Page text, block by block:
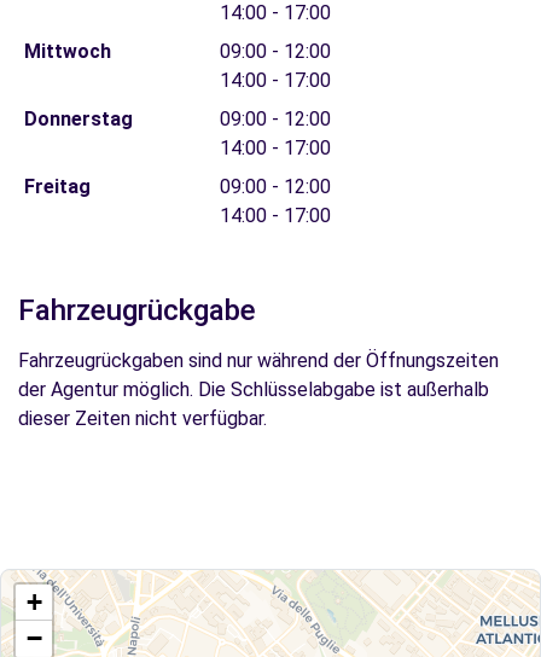
14:00 - 17:00
Mittwoch
09:00 - 12:00
14:00 - 17:00
Donnerstag
09:00 - 12:00
14:00 - 17:00
Freitag
09:00 - 12:00
14:00 - 17:00
Fahrzeugrückgabe
Fahrzeugrückgaben sind nur während der Öffnungszeiten
der Agentur möglich. Die Schlüsselabgabe ist außerhalb
dieser Zeiten nicht verfügbar.
+
−